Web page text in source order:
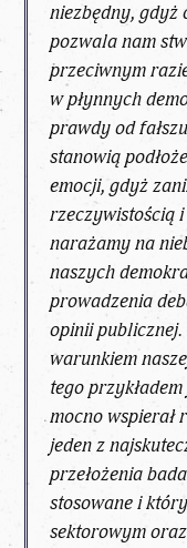
niezbędny, gdyż
pozwala nam
przeciwnym
w płynnych
prawdy od
stanowią
emocji, gdyż
rzeczywistością
narażamy na
naszych
prowadzenia
opinii
warunkiem
tego
mocno wspierał
jeden z
przełożenia
stosowane i
sektorowym